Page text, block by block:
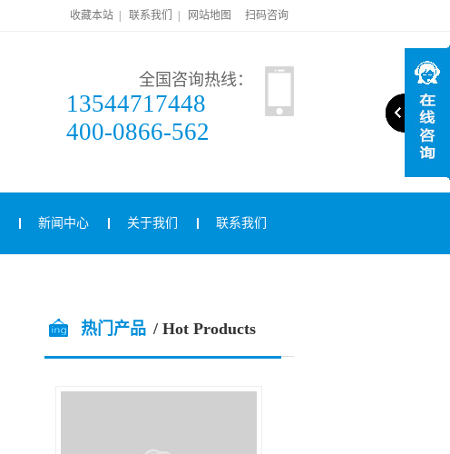
收藏本站 联系我们 网站地图 扫码咨询
全国咨询热线：
13544717448
400-0866-562
新闻中心 关于我们 联系我们
热门产品 / Hot Products